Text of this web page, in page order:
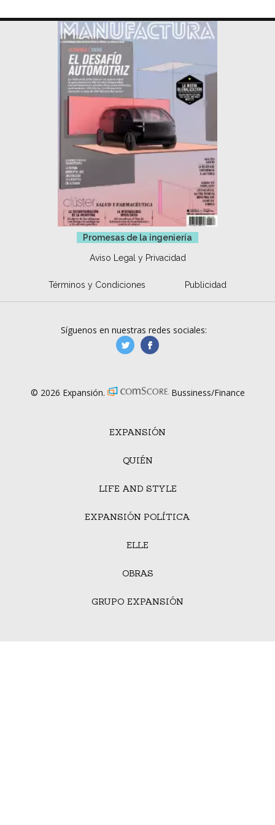
Promesas de la ingeniería
Aviso Legal y Privacidad
Términos y Condiciones Publicidad
EXPANSIÓN
QUIÉN
LIFE AND STYLE
EXPANSIÓN POLÍTICA
ELLE
OBRAS
GRUPO EXPANSIÓN
Síguenos en nuestras redes sociales:
manufacturaGE
© 2026 Expansión. Bussiness/Finance